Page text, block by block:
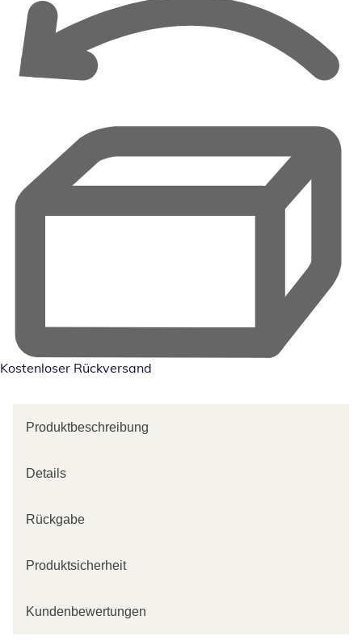
Kostenloser Rückversand
Produktbeschreibung
Details
Rückgabe
Produktsicherheit
Kundenbewertungen